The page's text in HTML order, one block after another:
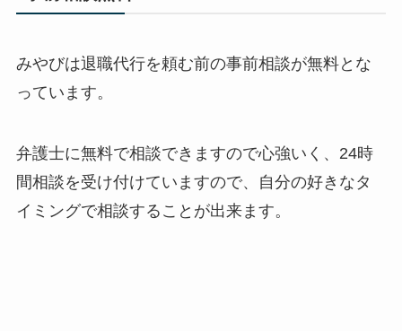
みやびは退職代行を頼む前の事前相談が無料とな
っています。
弁護士に無料で相談できますので心強いく、24時
間相談を受け付けていますので、自分の好きなタ
イミングで相談することが出来ます。